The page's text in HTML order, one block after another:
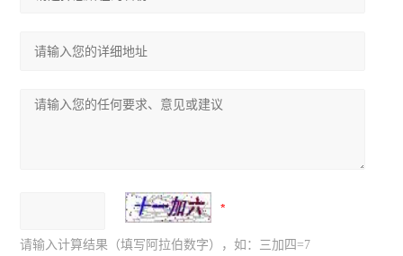
请输入计算结果（填写阿拉伯数字），如：三加四=7